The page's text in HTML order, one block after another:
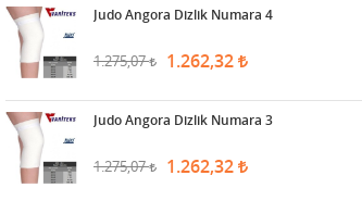
Judo Angora Dizlik Numara 4
1.275,07 1.262,32
Judo Angora Dizlik Numara 3
1.275,07 1.262,32